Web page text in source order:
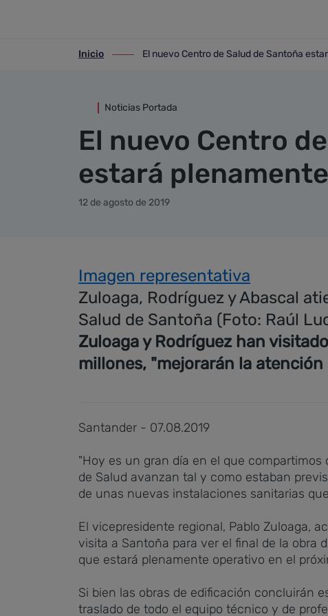
ir-a inicio
Inicio
ir-a El nuevo Centro de Salud de Santoña
El nuevo Centro de Salud de Santoña
Noticias Portada
El nuevo Centro
estará
12 de agosto de 2019
Imagen representativa
Zuloaga, Rodríguez y Abascal
Salud de Santoña (Foto: Raúl
Zuloaga y Rodríguez han
millones, "mejorarán la
Santander - 07.08.2019
"Hoy es un gran día en el que
de Salud avanzan tal y como estaban
de unas nuevas instalaciones sanitarias
El vicepresidente regional, Pablo Zuloaga,
visita a Santoña para ver el final de la obra
que estará plenamente operativo en el
Si bien las obras de edificación concluirán
traslado de todo el equipo técnico y de